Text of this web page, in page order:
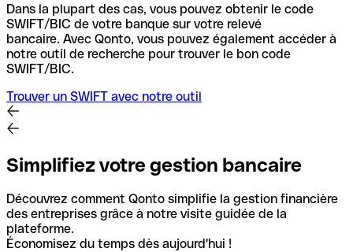
Dans la plupart des cas, vous pouvez obtenir le code
SWIFT/BIC de votre banque sur votre relevé
bancaire. Avec Qonto, vous pouvez également accéder à
notre outil de recherche pour trouver le bon code
SWIFT/BIC.
Trouver un SWIFT avec notre outil
Simplifiez votre gestion bancaire
Découvrez comment Qonto simplifie la gestion financière
des entreprises grâce à notre visite guidée de la
plateforme.
Économisez du temps dès aujourd'hui !